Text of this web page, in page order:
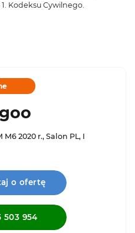
Kodeksu Cywilnego.
M6 2020 r., Salon PL, I
o ofertę
503 954